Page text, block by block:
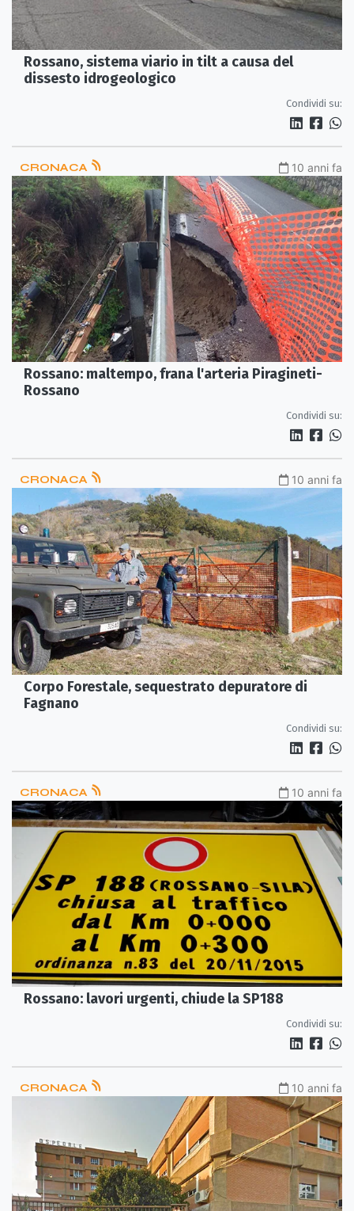
Rossano, sistema viario in tilt a causa del
dissesto idrogeologico
Condividi su:
CRONACA 10 anni fa
Rossano: maltempo, frana l'arteria Piragineti-
Rossano
Condividi su:
CRONACA 10 anni fa
Corpo Forestale, sequestrato depuratore di
Fagnano
Condividi su:
CRONACA 10 anni fa
Rossano: lavori urgenti, chiude la SP188
Condividi su:
CRONACA 10 anni fa